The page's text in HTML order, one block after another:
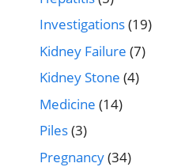
Investigations(19)
Kidney Failure (7)
Kidney Stone (4)
Medicine (14)
Piles(3)
Pregnancy(34)